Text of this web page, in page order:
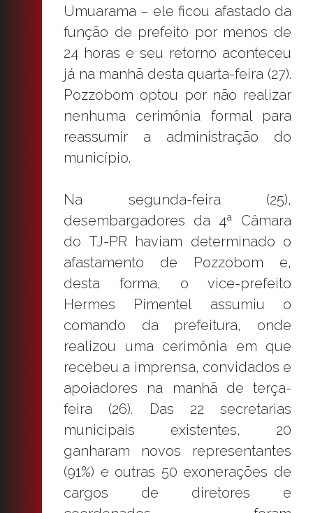
Umuarama – ele ficou afastado da
função de prefeito por menos de
24 horas e seu retorno aconteceu
já na manhã desta quarta-feira (27).
Pozzobom optou por não realizar
nenhuma cerimônia formal para
reassumir a administração do
município.
Na segunda-feira (25),
desembargadores da 4ª Câmara
do TJ-PR haviam determinado o
afastamento de Pozzobom e,
desta forma, o vice-prefeito
Hermes Pimentel assumiu o
comando da prefeitura, onde
realizou uma cerimônia em que
recebeu a imprensa, convidados e
apoiadores na manhã de terça-
feira (26). Das 22 secretarias
municipais existentes, 20
ganharam novos representantes
(91%) e outras 50 exonerações de
cargos de diretores e